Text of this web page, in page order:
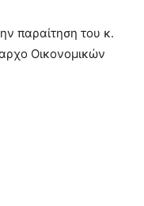
παραίτηση του κ.
Οικονομικών